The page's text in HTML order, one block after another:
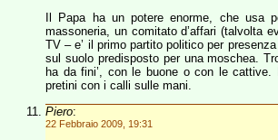
Il Papa ha un potere enorme, che usa
massoneria, un comitato d’affari (talvolta
TV – e’ il primo partito politico per
sul suolo predisposto per una moschea.
ha da fini’, con le buone o con le cattive.
pretini con i calli sulle mani.
Piero:
22 Febbraio 2009, 19:31